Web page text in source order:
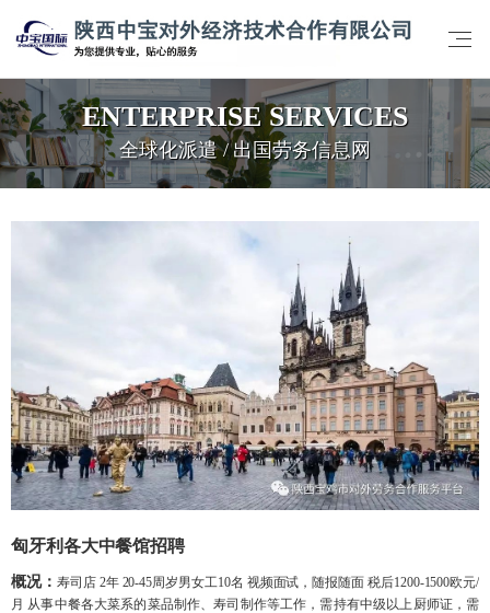
ENTERPRISE SERVICES
全球化派遣 / 出国劳务信息网
匈牙利各大中餐馆招聘
概况： 寿司店 2年 20-45周岁男女工10名 视频面试，随报随面 税后1200-1500欧元/
月 从事中餐各大菜系的菜品制作、寿司制作等工作，需持有中级以上厨师证，需